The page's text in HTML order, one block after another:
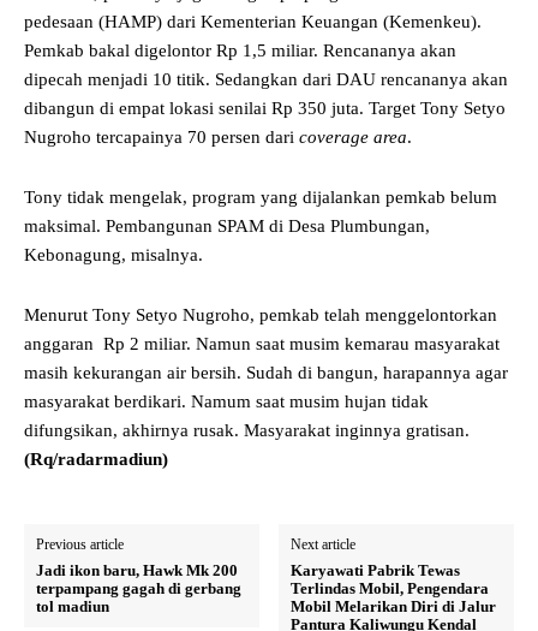
pedesaan (HAMP) dari Kementerian Keuangan (Kemenkeu).
Pemkab bakal digelontor Rp 1,5 miliar. Rencananya akan
dipecah menjadi 10 titik. Sedangkan dari DAU rencananya akan
dibangun di empat lokasi senilai Rp 350 juta. Target Tony Setyo
Nugroho tercapainya 70 persen dari coverage area.
Tony tidak mengelak, program yang dijalankan pemkab belum
maksimal. Pembangunan SPAM di Desa Plumbungan,
Kebonagung, misalnya.
Menurut Tony Setyo Nugroho, pemkab telah menggelontorkan
anggaran Rp 2 miliar. Namun saat musim kemarau masyarakat
masih kekurangan air bersih. Sudah di bangun, harapannya agar
masyarakat berdikari. Namum saat musim hujan tidak
difungsikan, akhirnya rusak. Masyarakat inginnya gratisan.
(Rq/radarmadiun)
Previous article
Jadi ikon baru, Hawk Mk 200
terpampang gagah di gerbang
tol madiun
Next article
Karyawati Pabrik Tewas
Terlindas Mobil, Pengendara
Mobil Melarikan Diri di Jalur
Pantura Kaliwungu Kendal